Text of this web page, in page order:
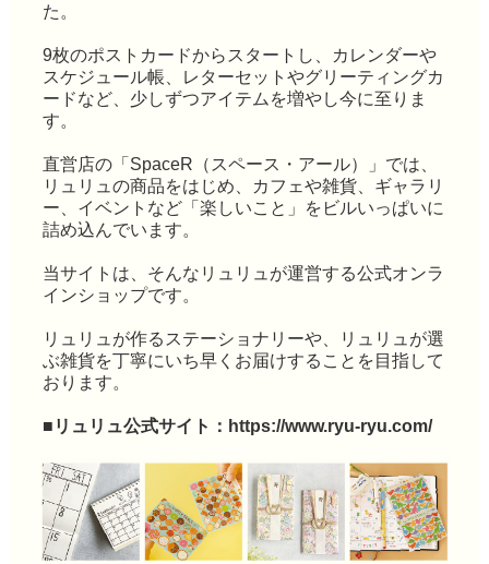
た。
9枚のポストカードからスタートし、カレンダーや
スケジュール帳、レターセットやグリーティングカ
ードなど、少しずつアイテムを増やし今に至りま
す。
直営店の「SpaceR（スペース・アール）」では、
リュリュの商品をはじめ、カフェや雑貨、ギャラリ
ー、イベントなど「楽しいこと」をビルいっぱいに
詰め込んでいます。
当サイトは、そんなリュリュが運営する公式オンラ
インショップです。
リュリュが作るステーショナリーや、リュリュが選
ぶ雑貨を丁寧にいち早くお届けすることを目指して
おります。
■リュリュ公式サイト： https://www.ryu-ryu.com/